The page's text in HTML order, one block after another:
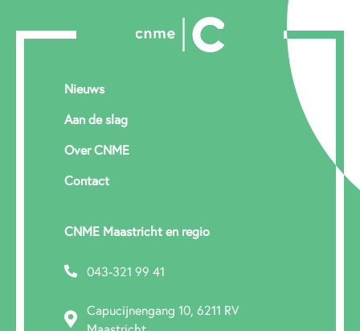
Nieuws
Aan de slag
Over CNME
Contact
CNME Maastricht en regio
043-321 99 41
Capucijnengang 10, 6211 RV